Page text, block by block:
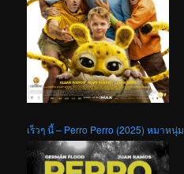
เร็วๆ นี้ – Perro Perro (2025) หมาหนุ่ม